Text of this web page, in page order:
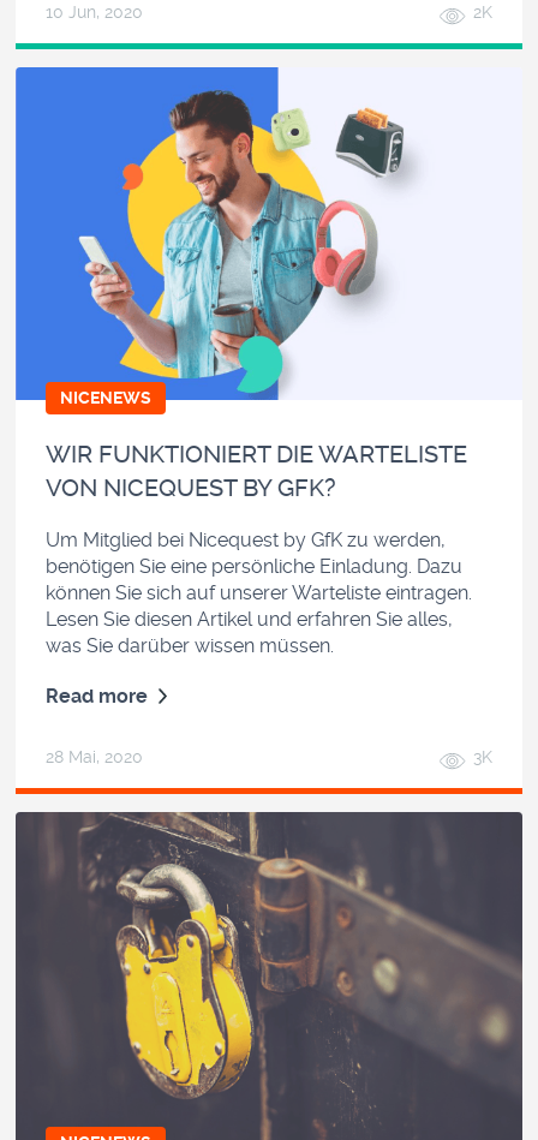
10 Jun, 2020 2K
NICENEWS
WIR FUNKTIONIERT DIE WARTELISTE
VON NICEQUEST BY GFK?
Um Mitglied bei Nicequest by GfK zu werden,
benötigen Sie eine persönliche Einladung. Dazu
können Sie sich auf unserer Warteliste eintragen.
Lesen Sie diesen Artikel und erfahren Sie alles,
was Sie darüber wissen müssen.
Read more
28 Mai, 2020 3K